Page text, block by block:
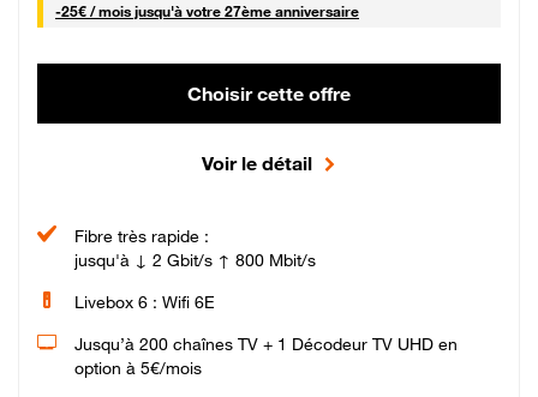
-25€ / mois25 € par mois
jusqu'à votre 27ème anniversaire
Choisir cette offre
Voir le détail
Fibre très rapide :
jusqu'à ↓ 2 Gbit/s ↑ 800 Mbit/s
Livebox 6 : Wifi 6E
Jusqu’à 200 chaînes TV + 1 Décodeur TV UHD en
option à 5€/mois